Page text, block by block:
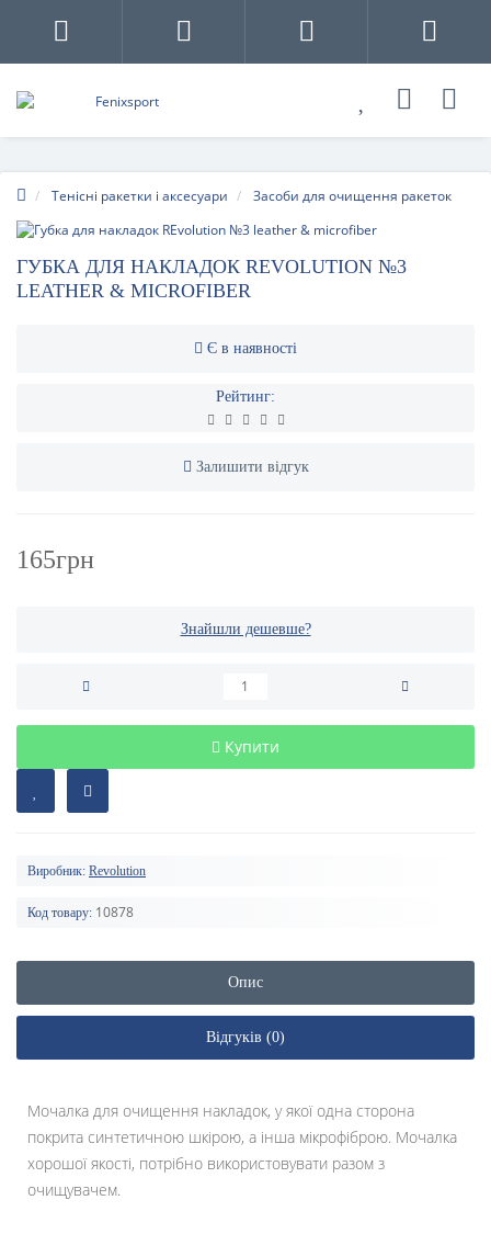
Тенісні ракетки і аксесуари Засоби для очищення ракеток
ГУБКА ДЛЯ НАКЛАДОК REVOLUTION №3
LEATHER & MICROFIBER
Є в наявності
Рейтинг:
Залишити відгук
165грн
Знайшли дешевше?
Купити
Виробник: Revolution
Код товару: 10878
Опис
Відгуків (0)
Мочалка для очищення накладок, у якої одна сторона
покрита синтетичною шкірою, а інша мікрофіброю. Мочалка
хорошої якості, потрібно використовувати разом з
очищувачем.